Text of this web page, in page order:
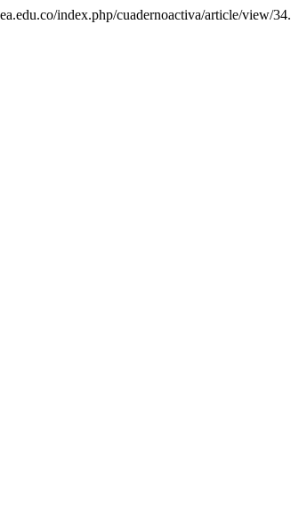
index.php/cuadernoactiva/article/view/34.